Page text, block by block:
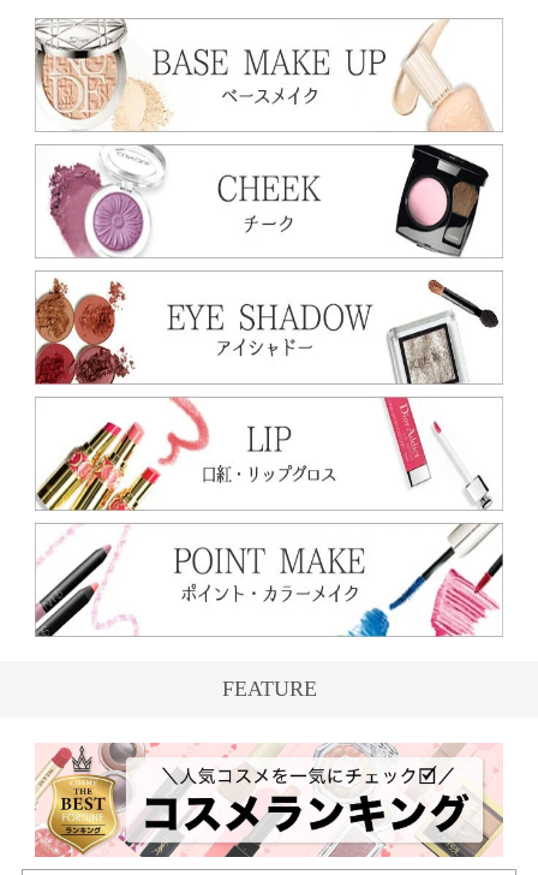
FEATURE